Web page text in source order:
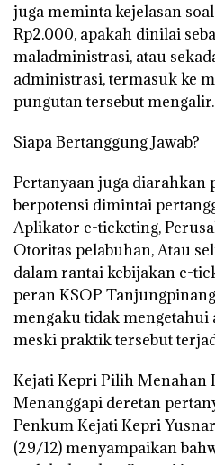
juga meminta kejelasan
Rp2.000, apakah dinilai
maladministrasi, atau
administrasi, termasuk ke
pungutan tersebut mengalir.
Siapa Bertanggung Jawab?
Pertanyaan juga diarahkan
berpotensi dimintai
Aplikator e-ticketing,
Otoritas pelabuhan, Atau
dalam rantai kebijakan e-
peran KSOP
mengaku tidak
meski praktik tersebut
Kejati Kepri Pilih Menahan
Menanggapi deretan
Penkum Kejati Kepri
(29/12) menyampaikan